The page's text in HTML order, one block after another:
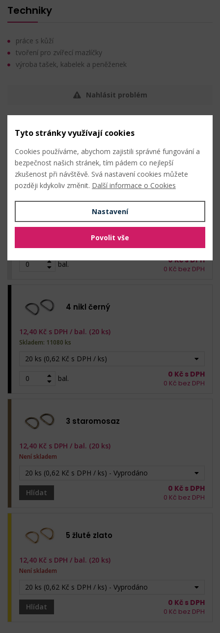
Techniky
práce s kůží
tvoření pro zvířecí mazlíčky
výroba tašek, kabelek a peněženek
Nahlásit problém
Hromadný nákup
bal.
bal. (20 ks)
Skladem: 2140 ks
0Kč s DPH
0 Kč bez DPH
4 nikl černý
20 ks (0,62 Kč s DPH / ks)
bal.
12,40 Kč s DPH / bal. (20 ks)
Skladem: 11080 ks
0 Kč s DPH
0 Kč bez DPH
3 staromosaz
20 ks (0,62 Kč s DPH / ks) - Vyprodáno
Hlídat
12,40 Kč s DPH / bal. (20 ks)
Není skladem
0 Kč s DPH
0 Kč bez DPH
5 žluté zlato
20 ks (0,62 Kč s DPH / ks) - Vyprodáno
Hlídat
12,40 Kč s DPH / bal. (20 ks)
Není skladem
0 Kč s DPH
0 Kč bez DPH
Tyto stránky využívají cookies
Cookies používáme, abychom zajistili správné fungování a
bezpečnost našich stránek, tím pádem co nejlepší
zkušenost při návštěvě. Svá nastavení cookies můžete
později kdykoliv změnit. Další informace o Cookies
Nastavení
Povolit vše